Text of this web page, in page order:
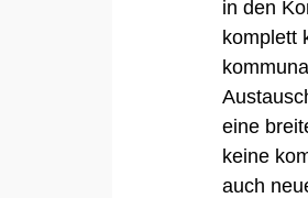
in den
komplett
eine
keine
auch